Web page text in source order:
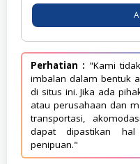
Perhatian : "Kami
imbalan dalam bentuk
di situs ini. Jika ada
atau perusahaan dan
transportasi,
dapat dipastikan
penipuan."